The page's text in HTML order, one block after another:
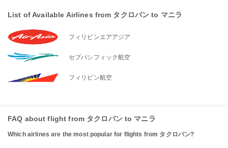
List of Available Airlines from タクロバン to マニラ
フィリピンエアアジア
セブパシフィック航空
フィリピン航空
FAQ about flight from タクロバン to マニラ
Which airlines are the most popular for flights from タクロバン?